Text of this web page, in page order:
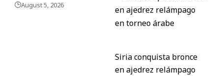
August 5, 2026
Siria conquista bronce
en ajedrez relámpago